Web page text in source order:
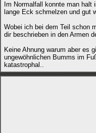
Im Normalfall konnte man
lange Eck schmelzen und gut
Wobei ich bei dem Teil schon
dir beschrieben in den Armen
Keine Ahnung warum aber es
ungewöhnlichen Bumms im
katastrophal..